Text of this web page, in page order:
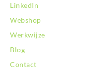
LinkedIn
Webshop
Werkwijze
Blog
Contact